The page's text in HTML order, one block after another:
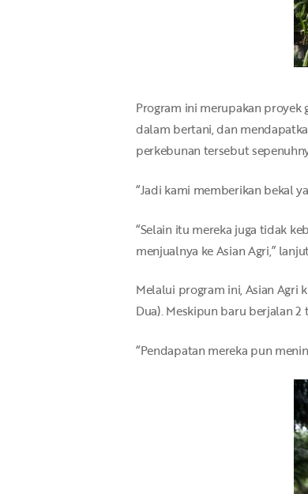
Program ini merupakan proyek
dalam bertani, dan
perkebunan tersebut
“Jadi kami memberikan bekal
“Selain itu mereka juga tidak
menjualnya ke Asian Agri,”
Melalui program ini, Asian Agri
Dua). Meskipun baru berjalan
“Pendapatan mereka pun